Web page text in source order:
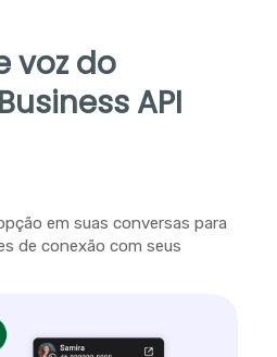
voz do
API
em suas conversas para
de conexão com seus